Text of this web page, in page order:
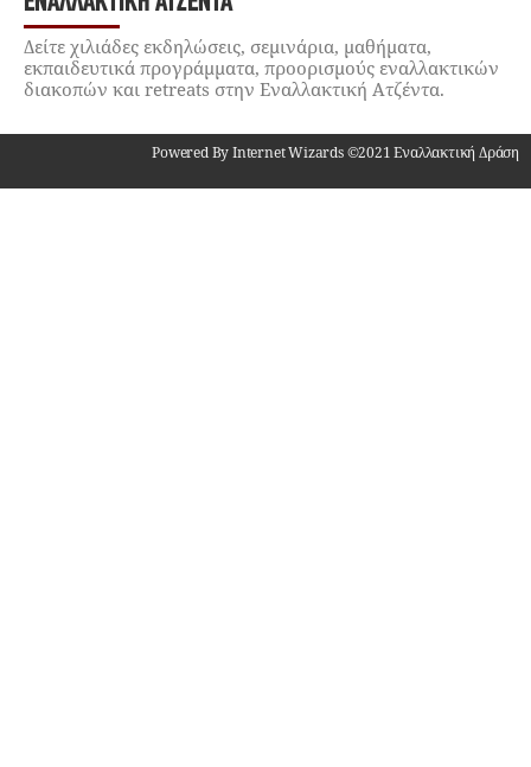
Δείτε χιλιάδες εκδηλώσεις, σεμινάρια, μαθήματα,
εκπαιδευτικά προγράμματα, προορισμούς εναλλακτικών
διακοπών και retreats στην Εναλλακτική Ατζέντα.
Powered By Internet Wizards ©2021 Εναλλακτική Δράση